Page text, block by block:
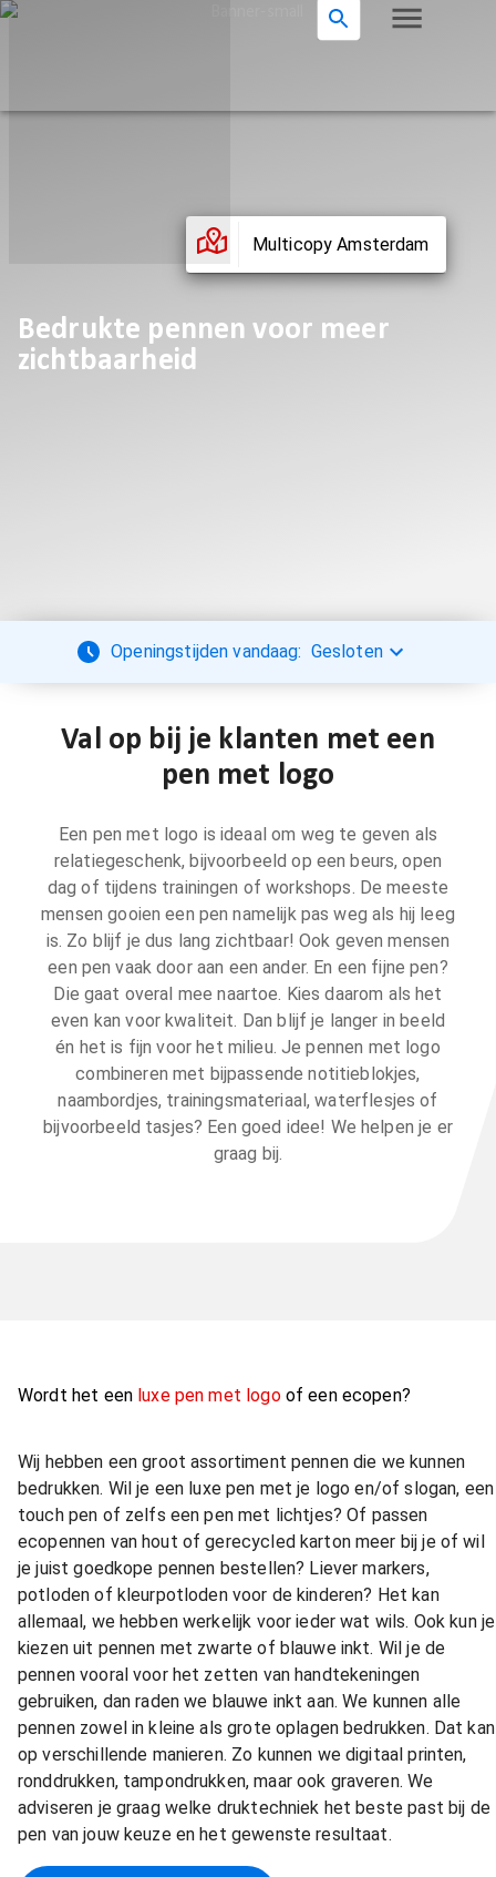
Multicopy Amsterdam
Bedrukte pennen voor meer
zichtbaarheid
Openingstijden vandaag: Gesloten
Val op bij je klanten met een
pen met logo
Een pen met logo is ideaal om weg te geven als
relatiegeschenk, bijvoorbeeld op een beurs, open
dag of tijdens trainingen of workshops. De meeste
mensen gooien een pen namelijk pas weg als hij leeg
is. Zo blijf je dus lang zichtbaar! Ook geven mensen
een pen vaak door aan een ander. En een fijne pen?
Die gaat overal mee naartoe. Kies daarom als het
even kan voor kwaliteit. Dan blijf je langer in beeld
én het is fijn voor het milieu. Je pennen met logo
combineren met bijpassende notitieblokjes,
naambordjes, trainingsmateriaal, waterflesjes of
bijvoorbeeld tasjes? Een goed idee! We helpen je er
graag bij.
Wordt het een luxe pen met logoof een ecopen?
Wij hebben een groot assortiment pennen die we kunnen
bedrukken. Wil je een luxe pen met je logo en/of slogan, een
touch pen of zelfs een pen met lichtjes? Of passen
ecopennen van hout of gerecycled karton meer bij je of wil
je juist goedkope pennen bestellen? Liever markers,
potloden of kleurpotloden voor de kinderen? Het kan
allemaal, we hebben werkelijk voor ieder wat wils. Ook kun je
kiezen uit pennen met zwarte of blauwe inkt. Wil je de
pennen vooral voor het zetten van handtekeningen
gebruiken, dan raden we blauwe inkt aan. We kunnen alle
pennen zowel in kleine als grote oplagen bedrukken. Dat kan
op verschillende manieren. Zo kunnen we digitaal printen,
ronddrukken, tampondrukken, maar ook graveren. We
adviseren je graag welke druktechniek het beste past bij de
pen van jouw keuze en het gewenste resultaat.